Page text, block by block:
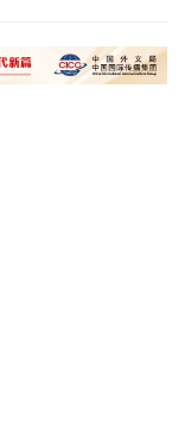
感度稳步上升